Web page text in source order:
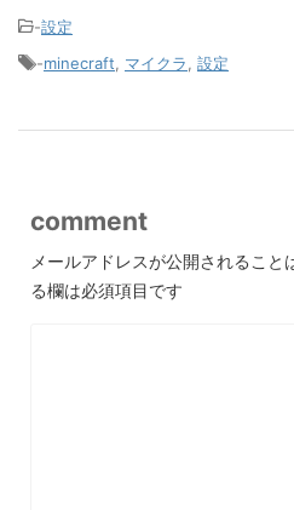
-設定
-minecraft マイクラ 設定
comment
メールアドレスが公開されること
る欄は必須項目です